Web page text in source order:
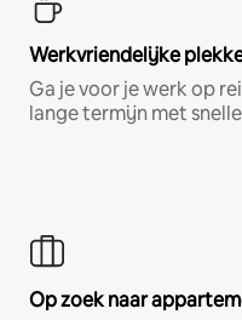
Werkvriendelijke
Ga je voor je werk op
lange termijn met
Op zoek naar